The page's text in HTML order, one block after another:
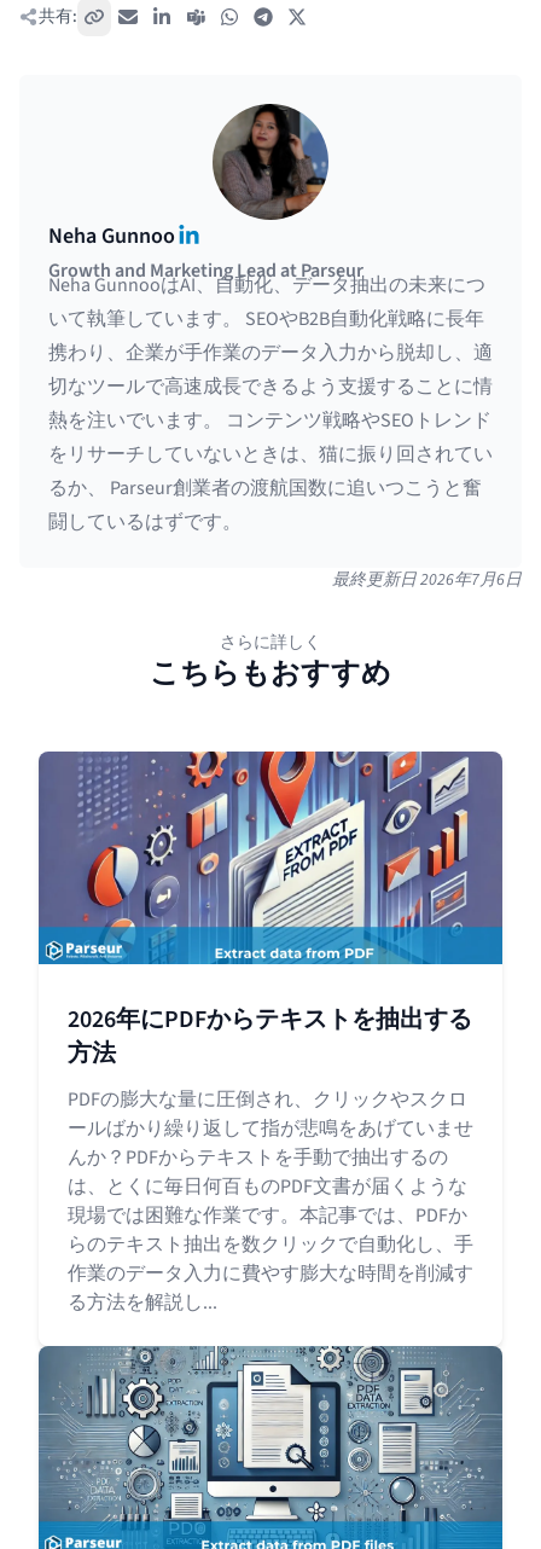
共有: リンクをコピー
メールLinkedIn
Teams WhatsAppTelegram
Neha GunnooLinkedIn
Growth and Marketing Lead at Parseur
Neha GunnooはAI、自動化、データ抽出の未来につ
いて執筆しています。 SEOやB2B自動化戦略に長年
携わり、企業が手作業のデータ入力から脱却し、適
切なツールで高速成長できるよう支援することに情
熱を注いでいます。 コンテンツ戦略やSEOトレンド
をリサーチしていないときは、猫に振り回されてい
るか、 Parseur創業者の渡航国数に追いつこうと奮
闘しているはずです。
最終更新日2026年7月6日
さらに詳しく
こちらもおすすめ
2026年にPDFからテキストを抽出する
方法
PDFの膨大な量に圧倒され、クリックやスクロ
ールばかり繰り返して指が悲鳴をあげていませ
んか？PDFからテキストを手動で抽出するの
は、とくに毎日何百ものPDF文書が届くような
現場では困難な作業です。本記事では、PDFか
らのテキスト抽出を数クリックで自動化し、手
作業のデータ入力に費やす膨大な時間を削減す
る方法を解説し...